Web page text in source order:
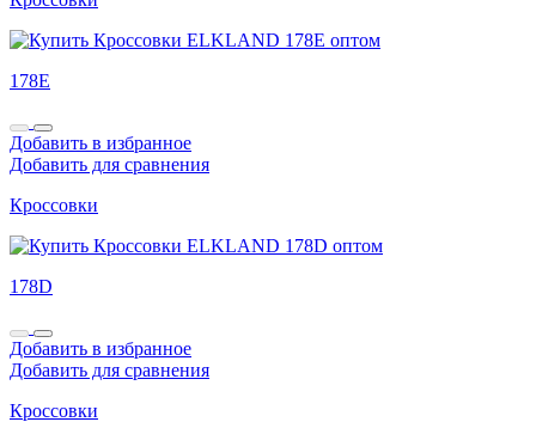
178E
Добавить в избранное
Добавить для сравнения
Кроссовки
178D
Добавить в избранное
Добавить для сравнения
Кроссовки